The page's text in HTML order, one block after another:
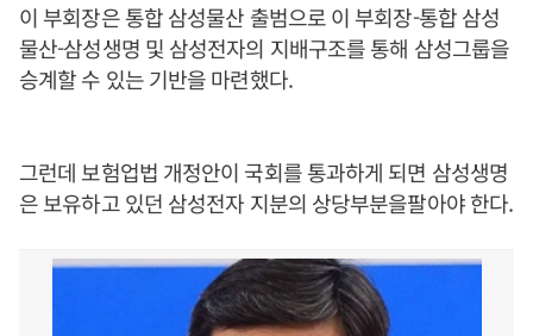
이 부회장은 통합 삼성물산 출범으로 이 부회장-통합 삼성
물산-삼성생명 및 삼성전자의 지배구조를 통해 삼성그룹을
승계할 수 있는 기반을 마련했다.
그런데 보험업법 개정안이 국회를 통과하게 되면 삼성생명
은 보유하고 있던 삼성전자 지분의 상당부분을팔아야 한다.